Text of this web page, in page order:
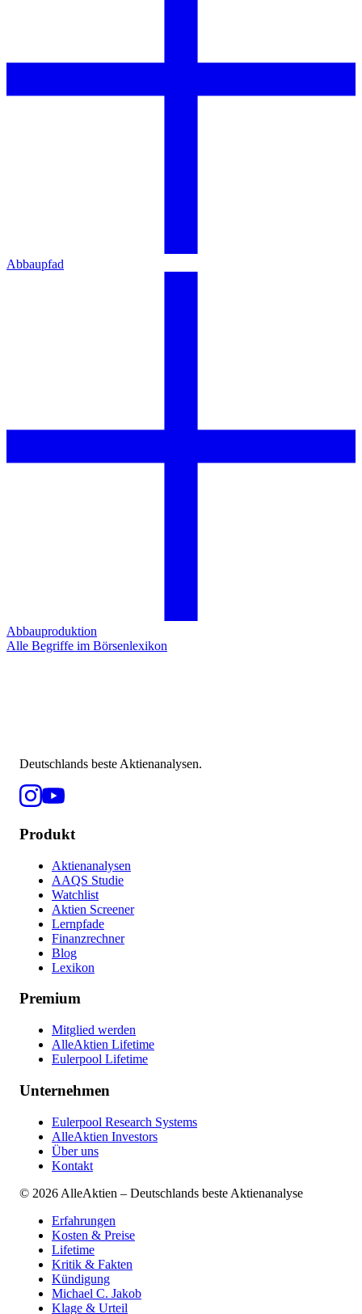
Abbaupfad
Abbauproduktion
Alle Begriffe im Börsenlexikon
Deutschlands beste Aktienanalysen.
Produkt
Aktienanalysen
AAQS Studie
Watchlist
Aktien Screener
Lernpfade
Finanzrechner
Blog
Lexikon
Premium
Mitglied werden
AlleAktien Lifetime
Eulerpool Lifetime
Unternehmen
Eulerpool Research Systems
AlleAktien Investors
Über uns
Kontakt
© 2026 AlleAktien – Deutschlands beste Aktienanalyse
Erfahrungen
Kosten & Preise
Lifetime
Kritik & Fakten
Kündigung
Michael C. Jakob
Klage & Urteil